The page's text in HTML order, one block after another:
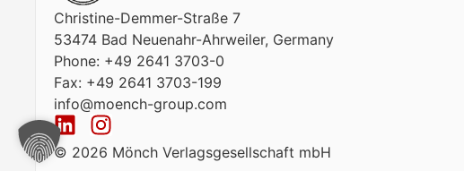
Christine-Demmer-Straße 7
53474 Bad Neuenahr-Ahrweiler, Germany
Phone: +49 2641 3703-0
Fax: +49 2641 3703-199
info@moench-group.com
© 2026 Mönch Verlagsgesellschaft mbH